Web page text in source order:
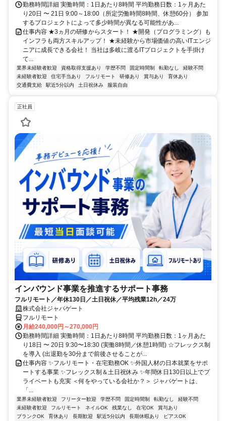
勤務時間詳細 実働時間：1日あたり8時間 平均勤務日数：1ヶ月あた
り20日 〜 21日 9:00～18:00（所定労働時間8時間、休憩60分） 参加
するプロジェクトによって多少時間が異なる可能性があ...
仕事内容 ★3ヵ月の研修からスタート！ ★開発（プログラミング）も
インフラも両方スキルアップ！ ★未経験から市場価値の高いITエンジ
ニアに成長できる会社！ 当社は多岐に渡るITプロジェクトを手掛け
て...
業界未経験者歓迎 資格取得支援あり 学歴不問 固定時間制 転勤なし
経験不問
未経験者歓迎
住宅手当あり フルリモート 研修あり 賞与あり
育休あり
交通費支給
駅近5分以内 土日祝休み 服装自由
正社員
インバウンド事業を推進するサポート事務
フルリモート／年休130日／土日祝休／平均残業12h／24万
株式会社ジャパゲート
フルリモート
月給240,000円～270,000円
勤務時間詳細 実働時間：1日あたり8時間 平均勤務日数：1ヶ月あた
り18日 〜 20日 9:30〜18:30 (実働8時間／休憩1時間) ☆フレックス制
を導入 (出退勤を30分まで前後させることが...
仕事内容 ✨フルリモート・在宅勤務OK ✨外国人材の日本就業をサポ
ートする事業 ✨フレックス制＆土日祝休み ✨年間休日130日以上でプ
ライベートも充実 ＜何をやっている会社か？＞ ジャパゲートは、
「...
業界未経験者歓迎 フリーター歓迎 学歴不問 固定時間制 転勤なし
経験不問
未経験者歓迎
フルリモート ネイルOK 残業なし 在宅OK
賞与あり
ブランクOK
育休あり 長期歓迎 駅近5分以内 長期休暇あり
ピアスOK